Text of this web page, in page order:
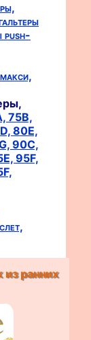
push-
макси,
75B,
80E,
90C,
95F,
ранних